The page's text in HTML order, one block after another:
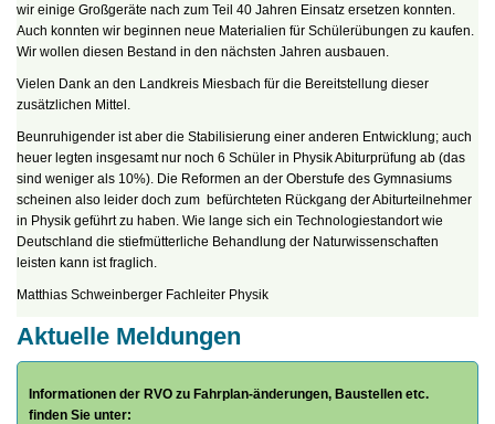
Aktuelle Meldungen
Informationen der RVO zu Fahrplan-änderungen, Baustellen etc.
finden Sie unter:
wir einige Großgeräte nach zum Teil 40 Jahren Einsatz ersetzen konnten.
Auch konnten wir beginnen neue Materialien für Schülerübungen zu kaufen.
Wir wollen diesen Bestand in den nächsten Jahren ausbauen.
Vielen Dank an den Landkreis Miesbach für die Bereitstellung dieser
zusätzlichen Mittel.
Beunruhigender ist aber die Stabilisierung einer anderen Entwicklung; auch
heuer legten insgesamt nur noch 6 Schüler in Physik Abiturprüfung ab (das
sind weniger als 10%). Die Reformen an der Oberstufe des Gymnasiums
scheinen also leider doch zum befürchteten Rückgang der Abiturteilnehmer
in Physik geführt zu haben. Wie lange sich ein Technologiestandort wie
Deutschland die stiefmütterliche Behandlung der Naturwissenschaften
leisten kann ist fraglich.
Matthias Schweinberger Fachleiter Physik